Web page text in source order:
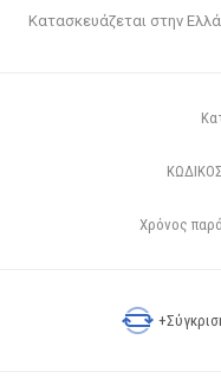
Κατασκευάζεται στην
Χρόνος